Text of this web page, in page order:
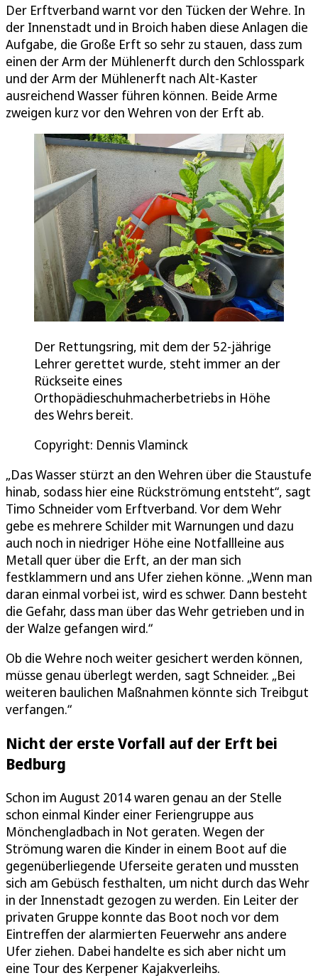
Der Erftverband warnt vor den Tücken der Wehre. In
der Innenstadt und in Broich haben diese Anlagen die
Aufgabe, die Große Erft so sehr zu stauen, dass zum
einen der Arm der Mühlenerft durch den Schlosspark
und der Arm der Mühlenerft nach Alt-Kaster
ausreichend Wasser führen können. Beide Arme
zweigen kurz vor den Wehren von der Erft ab.
Der Rettungsring, mit dem der 52-jährige
Lehrer gerettet wurde, steht immer an der
Rückseite eines
Orthopädieschuhmacherbetriebs in Höhe
des Wehrs bereit.
Copyright: Dennis Vlaminck
„Das Wasser stürzt an den Wehren über die Staustufe
hinab, sodass hier eine Rückströmung entsteht“, sagt
Timo Schneider vom Erftverband. Vor dem Wehr
gebe es mehrere Schilder mit Warnungen und dazu
auch noch in niedriger Höhe eine Notfallleine aus
Metall quer über die Erft, an der man sich
festklammern und ans Ufer ziehen könne. „Wenn man
daran einmal vorbei ist, wird es schwer. Dann besteht
die Gefahr, dass man über das Wehr getrieben und in
der Walze gefangen wird.“
Ob die Wehre noch weiter gesichert werden können,
müsse genau überlegt werden, sagt Schneider. „Bei
weiteren baulichen Maßnahmen könnte sich Treibgut
verfangen.“
Nicht der erste Vorfall auf der Erft bei
Bedburg
Schon im August 2014 waren genau an der Stelle
schon einmal Kinder einer Feriengruppe aus
Mönchengladbach in Not geraten. Wegen der
Strömung waren die Kinder in einem Boot auf die
gegenüberliegende Uferseite geraten und mussten
sich am Gebüsch festhalten, um nicht durch das Wehr
in der Innenstadt gezogen zu werden. Ein Leiter der
privaten Gruppe konnte das Boot noch vor dem
Eintreffen der alarmierten Feuerwehr ans andere
Ufer ziehen. Dabei handelte es sich aber nicht um
eine Tour des Kerpener Kajakverleihs.